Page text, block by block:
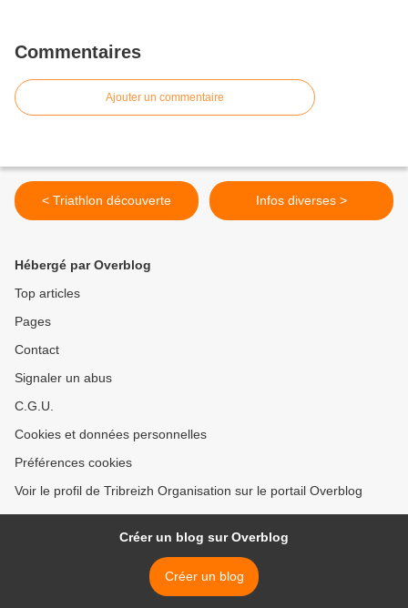
Commentaires
Ajouter un commentaire
< Triathlon découverte Infos diverses >
Hébergé par Overblog
Top articles
Pages
Contact
Signaler un abus
C.G.U.
Cookies et données personnelles
Préférences cookies
Voir le profil de Tribreizh Organisation sur le portail Overblog
Créer un blog sur Overblog
Créer un blog